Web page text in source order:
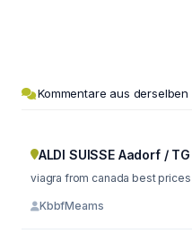
Kommentare aus derselben
ALDI SUISSE Aadorf / TG
KbbfMeams